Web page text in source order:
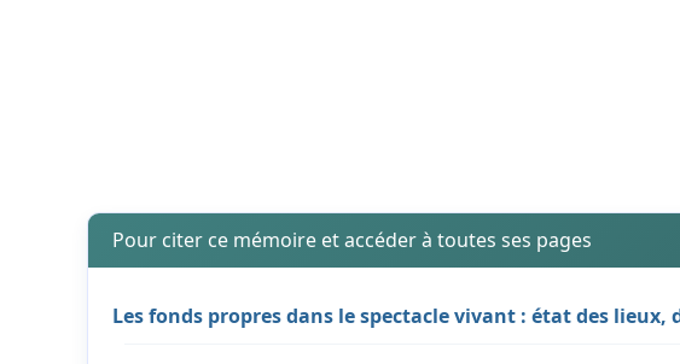
Pour citer ce mémoire et accéder à toutes ses pages
Les fonds propres dans le spectacle vivant : état des lieux,